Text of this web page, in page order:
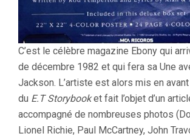
C’est le célèbre magazine Ebony qui
de décembre 1982 et qui fera sa Une
Jackson. L’artiste est alors mis en
du E.T Storybooket fait l’objet d’un
accompagné de nombreuses photos
Lionel Richie, Paul McCartney, John